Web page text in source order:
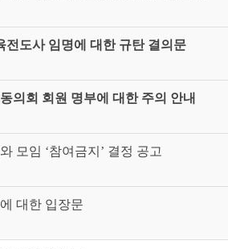
전도사 임명에 대한 규탄 결의문
의회 회원 명부에 대한 주의 안내
모임 ‘참여금지’ 결정 공고
대한 입장문